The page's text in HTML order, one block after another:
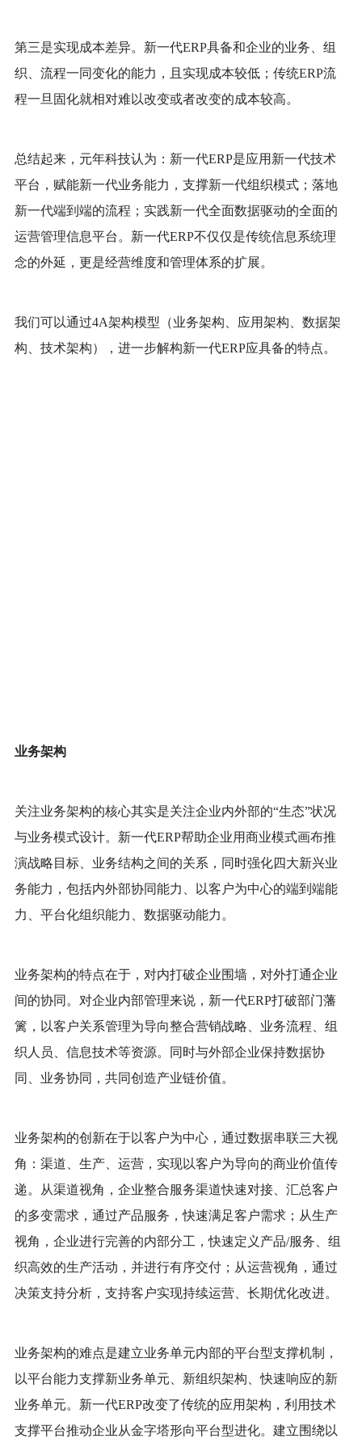
第三是实现成本差异。 新一代ERP具备和企业的业务、组
织、流程一同变化的能力，且实现成本较低；传统ERP流
程一旦固化就相对难以改变或者改变的成本较高。
总结起来，元年科技认为：新一代ERP是应用新一代技术
平台，赋能新一代业务能力，支撑新一代组织模式；落地
新一代端到端的流程；实践新一代全面数据驱动的全面的
运营管理信息平台。新一代ERP不仅仅是传统信息系统理
念的外延，更是经营维度和管理体系的扩展。
我们可以通过4A架构模型（业务架构、应用架构、数据架
构、技术架构），进一步解构新一代ERP应具备的特点。
业务架构
关注业务架构的核心其实是关注企业内外部的“生态”状况
与业务模式设计。新一代ERP帮助企业用商业模式画布推
演战略目标、业务结构之间的关系，同时强化四大新兴业
务能力，包括内外部协同能力、以客户为中心的端到端能
力、平台化组织能力、数据驱动能力。
业务架构的特点在于，对内打破企业围墙，对外打通企业
间的协同。对企业内部管理来说，新一代ERP打破部门藩
篱，以客户关系管理为导向整合营销战略、业务流程、组
织人员、信息技术等资源。同时与外部企业保持数据协
同、业务协同，共同创造产业链价值。
业务架构的创新在于以客户为中心，通过数据串联三大视
角：渠道、生产、运营，实现以客户为导向的商业价值传
递。从渠道视角，企业整合服务渠道快速对接、汇总客户
的多变需求，通过产品服务，快速满足客户需求；从生产
视角，企业进行完善的内部分工，快速定义产品/服务、组
织高效的生产活动，并进行有序交付；从运营视角，通过
决策支持分析，支持客户实现持续运营、长期优化改进。
业务架构的难点是建立业务单元内部的平台型支撑机制，
以平台能力支撑新业务单元、新组织架构、快速响应的新
业务单元。新一代ERP改变了传统的应用架构，利用技术
支撑平台推动企业从金字塔形向平台型进化。建立围绕以